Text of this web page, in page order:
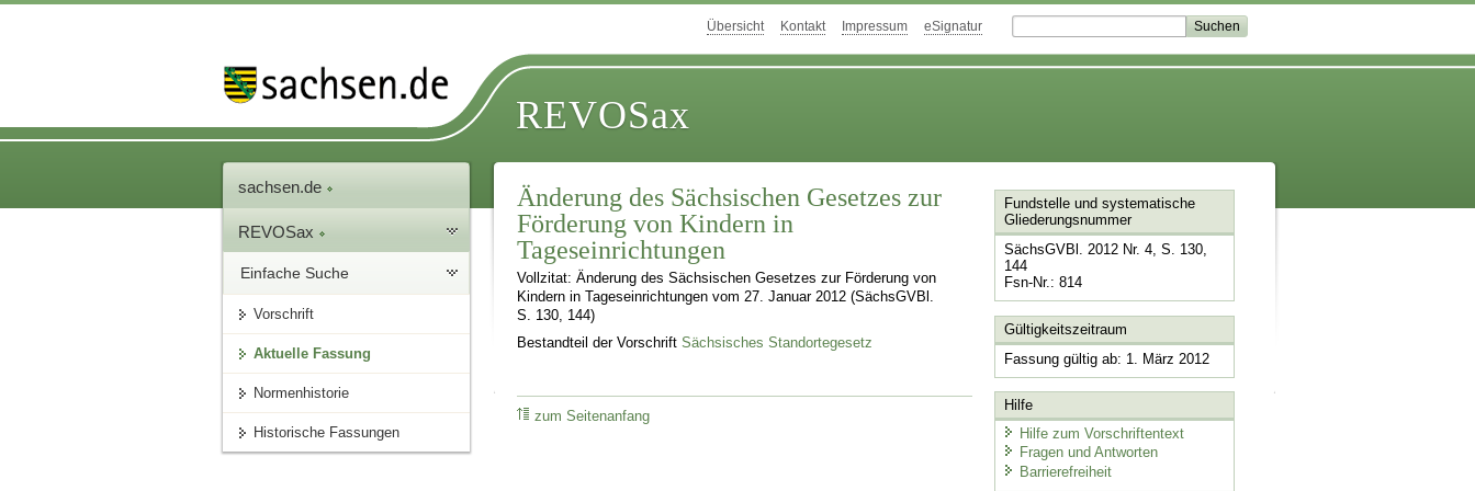
Übersicht Kontakt Impressum eSignatur
REVOSax
sachsen.de
REVOSax
Einfache Suche
Vorschrift
Aktuelle Fassung
Normenhistorie
Historische Fassungen
Änderung des Sächsischen Gesetzes zur
Förderung von Kindern in
Tageseinrichtungen
Vollzitat: Änderung des Sächsischen Gesetzes zur Förderung von
Kindern in Tageseinrichtungen vom 27. Januar 2012 (SächsGVBl.
S. 130, 144)
Bestandteil der VorschriftSächsisches Standortegesetz
zum Seitenanfang
Fundstelle und systematische
Gliederungsnummer
SächsGVBl. 2012 Nr. 4, S. 130,
144
Fsn-Nr.: 814
Gültigkeitszeitraum
Fassung gültig ab: 1. März 2012
Hilfe
Hilfe zum Vorschriftentext
Fragen und Antworten
Barrierefreiheit